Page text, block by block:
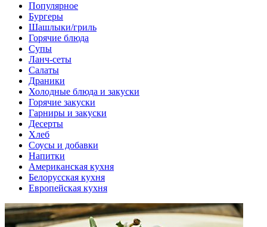
Популярное
Бургеры
Шашлыки/гриль
Горячие блюда
Супы
Ланч-сеты
Салаты
Драники
Холодные блюда и закуски
Горячие закуски
Гарниры и закуски
Десерты
Хлеб
Соусы и добавки
Напитки
Американская кухня
Белорусская кухня
Европейская кухня